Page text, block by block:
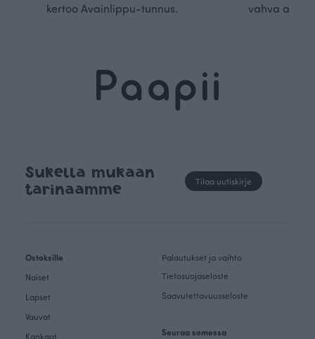
kertoo Avainlippu-tunnus.
vahva
Sukella mukaan
tarinaamme
Tilaa uutiskirje
Ostoksille
Naiset
Lapset
Vauvat
Kankaat
Palautukset ja vaihto
Tietosuojaseloste
Saavutettavuusseloste
Seuraa somessa